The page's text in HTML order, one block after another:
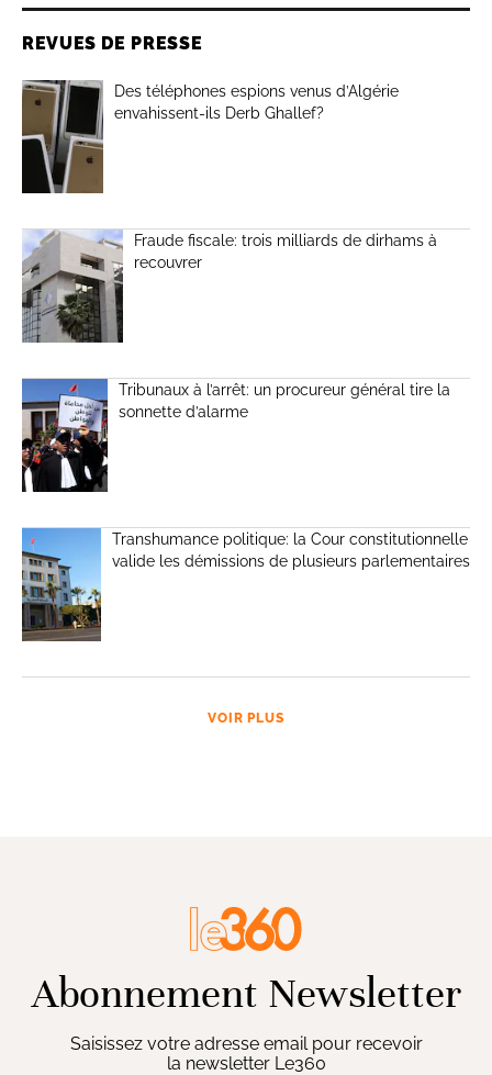
REVUES DE PRESSE
Des téléphones espions venus d’Algérie
envahissent-ils Derb Ghallef?
Fraude fiscale: trois milliards de dirhams à
recouvrer
Tribunaux à l’arrêt: un procureur général tire la
sonnette d’alarme
Transhumance politique: la Cour constitutionnelle
valide les démissions de plusieurs parlementaires
VOIR PLUS
Abonnement Newsletter
Saisissez votre adresse email pour recevoir
la newsletter Le360